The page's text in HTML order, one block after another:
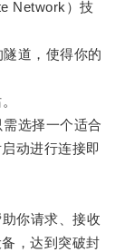
Network）技
道，使得你的
选择一个适合
动进行连接即
你请求、接收
，达到突破封